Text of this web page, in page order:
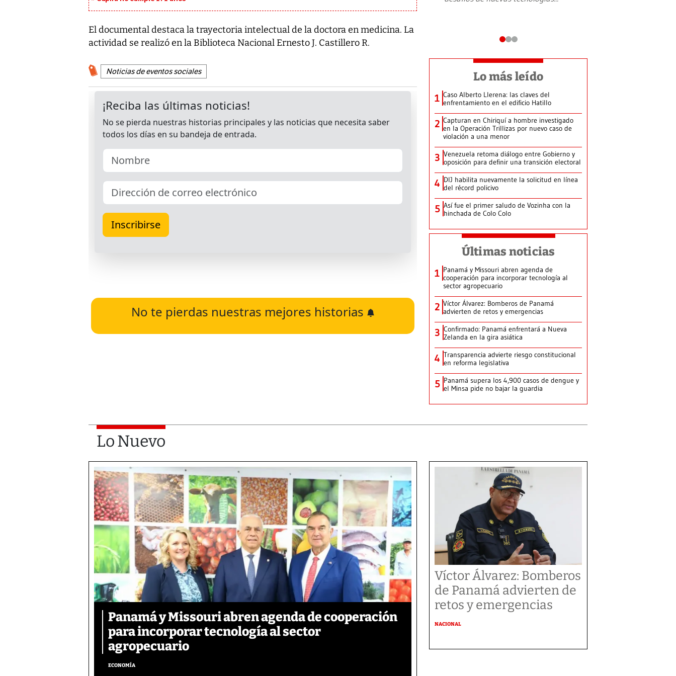
El documental destaca la trayectoria intelectual de la doctora en medicina. La
actividad se realizó en la Biblioteca Nacional Ernesto J. Castillero R.
Noticias de eventos sociales
No te pierdas nuestras mejores historias
Lo más leído
1 Caso Alberto Llerena: las claves del
enfrentamiento en el edificio Hatillo
2 Capturan en Chiriquí a hombre investigado
en la Operación Trillizas por nuevo caso de
violación a una menor
3 Venezuela retoma diálogo entre Gobierno y
oposición para definir una transición electoral
4 DIJ habilita nuevamente la solicitud en línea
del récord policivo
5 Así fue el primer saludo de Vozinha con la
hinchada de Colo Colo
Últimas noticias
1 Panamá y Missouri abren agenda de
cooperación para incorporar tecnología al
sector agropecuario
2 Víctor Álvarez: Bomberos de Panamá
advierten de retos y emergencias
3 Confirmado: Panamá enfrentará a Nueva
Zelanda en la gira asiática
4 Transparencia advierte riesgo constitucional
en reforma legislativa
5 Panamá supera los 4,900 casos de dengue y
el Minsa pide no bajar la guardia
Lo Nuevo
Panamá y Missouri abren agenda de cooperación
para incorporar tecnología al sector
agropecuario
ECONOMÍA
Víctor Álvarez: Bomberos
de Panamá advierten de
retos y emergencias
NACIONAL